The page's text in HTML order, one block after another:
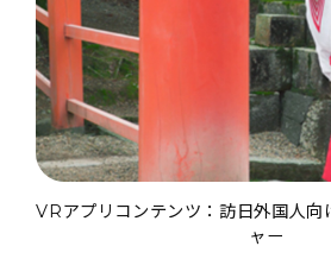
VRアプリコンテンツ：訪日外国人向
ャー